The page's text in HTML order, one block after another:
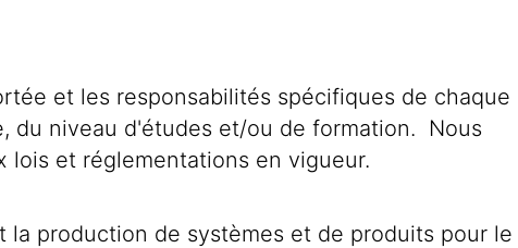
et les responsabilités spécifiques de chaque
du niveau d'études et/ou de formation. Nous
lois et réglementations en vigueur.
production de systèmes et de produits pour le